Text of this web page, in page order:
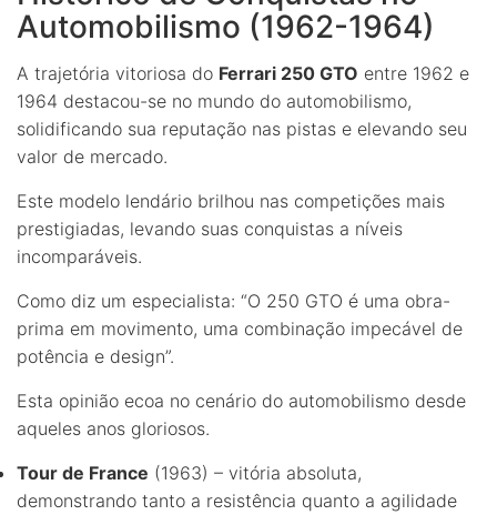
Automobilismo (1962-1964)
A trajetória vitoriosa do Ferrari 250 GTO entre 1962 e
1964 destacou-se no mundo do automobilismo,
solidificando sua reputação nas pistas e elevando seu
valor de mercado.
Este modelo lendário brilhou nas competições mais
prestigiadas, levando suas conquistas a níveis
incomparáveis.
Como diz um especialista: “O 250 GTO é uma obra-
prima em movimento, uma combinação impecável de
potência e design”.
Esta opinião ecoa no cenário do automobilismo desde
aqueles anos gloriosos.
Tour de France (1963) – vitória absoluta,
demonstrando tanto a resistência quanto a agilidade